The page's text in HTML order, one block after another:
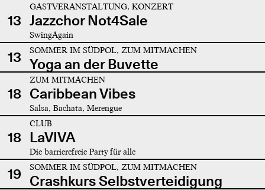
13
GASTVERANSTALTUNG, KONZERT
Jazzchor Not4Sale
SwingAgain
13 SOMMER IM SÜDPOL, ZUM MITMACHEN
Yoga an der Buvette
18
ZUM MITMACHEN
Caribbean Vibes
Salsa, Bachata, Merengue
18
CLUB
LaVIVA
Die barrierefreie Party für alle
19 SOMMER IM SÜDPOL, ZUM MITMACHEN
Crashkurs Selbstverteidigung